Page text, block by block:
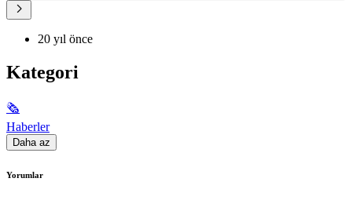
20 yıl önce
Kategori
🗞
Haberler
Daha az
Yorumlar